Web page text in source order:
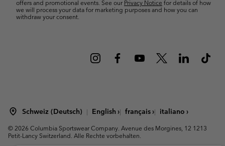
offers and promotional events. See our Privacy Notice for details of how
we will process your data for marketing purposes and how you can
withdraw your consent.
Schweiz (Deutsch) | English ›| français ›| italiano ›
©2026 Columbia Sportswear Company. Avenue des Morgines, 12 1213
Petit-Lancy Switzerland. Alle Rechte vorbehalten.